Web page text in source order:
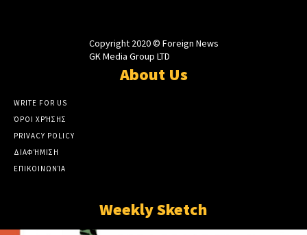
Copyright 2020 © Foreign News
GK Media Group LTD
About Us
WRITE FOR US
ΌΡΟΙ ΧΡΉΣΗΣ
PRIVACY POLICY
ΔΙΑΦΉΜΙΣΗ
ΕΠΙΚΟΙΝΩΝΊΑ
Weekly Sketch